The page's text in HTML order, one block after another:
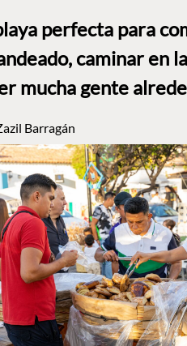
perfecta para
caminar en
mucha gente
Barragán